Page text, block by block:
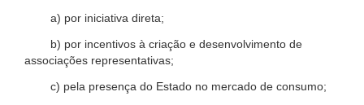
a) por iniciativa direta;
b) por incentivos à criação e desenvolvimento de
associações representativas;
c) pela presença do Estado no mercado de consumo;